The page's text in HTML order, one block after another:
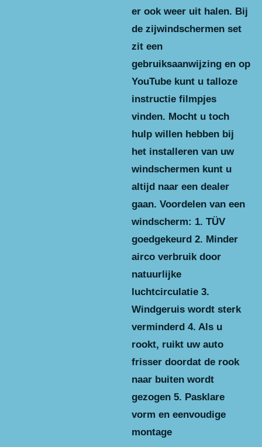
er ook weer uit halen. Bij
de zijwindschermen set
zit een
gebruiksaanwijzing en op
YouTube kunt u talloze
instructie filmpjes
vinden. Mocht u toch
hulp willen hebben bij
het installeren van uw
windschermen kunt u
altijd naar een dealer
gaan. Voordelen van een
windscherm: 1. TÜV
goedgekeurd 2. Minder
airco verbruik door
natuurlijke
luchtcirculatie 3.
Windgeruis wordt sterk
verminderd 4. Als u
rookt, ruikt uw auto
frisser doordat de rook
naar buiten wordt
gezogen 5. Pasklare
vorm en eenvoudige
montage